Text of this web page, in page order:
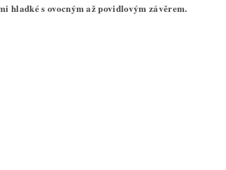
hladké s ovocným až povidlovým závěrem.